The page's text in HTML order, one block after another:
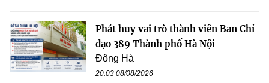
Phát huy vai trò thành viên Ban Chỉ
đạo 389 Thành phố Hà Nội
Đông Hà
20:03 08/08/2026